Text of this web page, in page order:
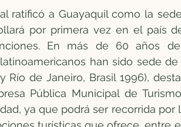
ratificó a Guayaquil como la
por primera vez en el país
En más de 60 años de
han sido sede
de Janeiro, Brasil 1996),
Pública Municipal de
ya que podrá ser recorrida por